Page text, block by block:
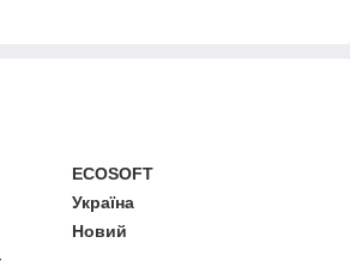
ECOSOFT
Україна
Новий